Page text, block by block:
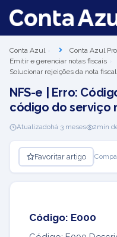
Conta Azul
Conta Azul Pro
Emitir e gerenciar notas fiscais
Solucionar rejeições da nota fiscal
NFS-e | Erro:
código do serviço
Atualizadohá 3 meses 2min
Favoritar artigo
Código: E000